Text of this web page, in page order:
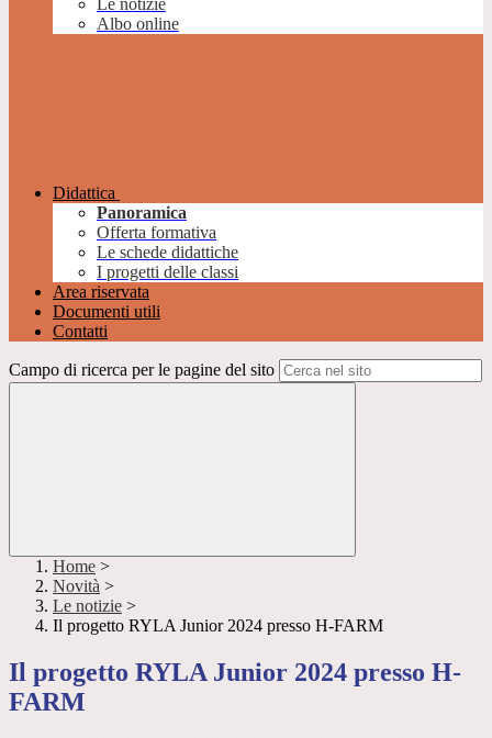
Le notizie
Albo online
Didattica
Panoramica
Offerta formativa
Le schede didattiche
I progetti delle classi
Area riservata
Documenti utili
Contatti
Campo di ricerca per le pagine del sito
Home >
Novità >
Le notizie >
Il progetto RYLA Junior 2024 presso H-FARM
Il progetto RYLA Junior 2024 presso H-
FARM